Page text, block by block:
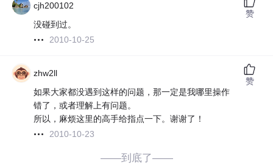
cjh200102
没碰到过。
2010-10-25
赞
zhw2ll
如果大家都没遇到这样的问题，那一定是我哪里操作
错了，或者理解上有问题。
所以，麻烦这里的高手给指点一下。谢谢了！
2010-10-23
赞
——到底了——